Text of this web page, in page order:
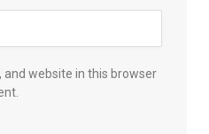
and website in this browser